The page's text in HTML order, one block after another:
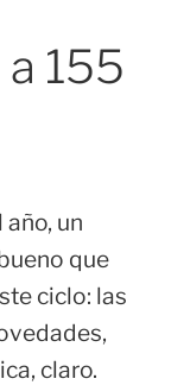
155
un
que
ciclo: las
claro.